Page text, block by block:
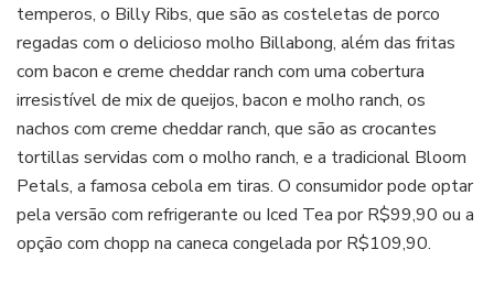
temperos, o Billy Ribs, que são as costeletas de porco
regadas com o delicioso molho Billabong, além das fritas
com bacon e creme cheddar ranch com uma cobertura
irresistível de mix de queijos, bacon e molho ranch, os
nachos com creme cheddar ranch, que são as crocantes
tortillas servidas com o molho ranch, e a tradicional Bloom
Petals, a famosa cebola em tiras. O consumidor pode optar
pela versão com refrigerante ou Iced Tea por R$99,90 ou a
opção com chopp na caneca congelada por R$109,90.